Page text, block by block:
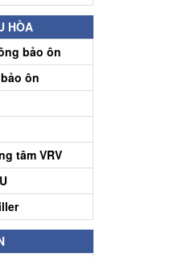
HÒA
bảo ôn
ôn
tâm VRV